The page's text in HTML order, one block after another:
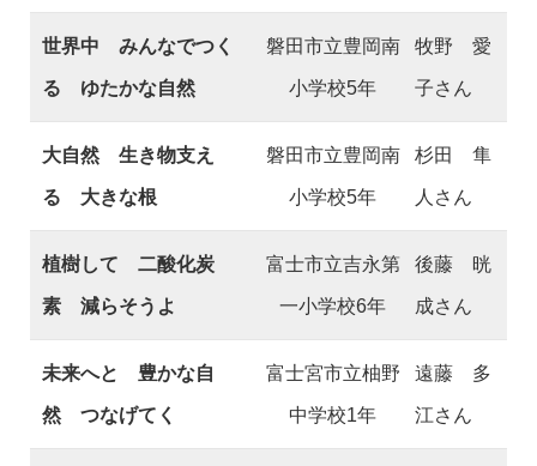
世界中 みんなでつく
る ゆたかな自然
磐田市立豊岡南
小学校5年
牧野 愛
子さん
大自然 生き物支え
る 大きな根
磐田市立豊岡南
小学校5年
杉田 隼
人さん
植樹して 二酸化炭
素 減らそうよ
富士市立吉永第
一小学校6年
後藤 晄
成さん
未来へと 豊かな自
然 つなげてく
富士宮市立柚野
中学校1年
遠藤 多
江さん